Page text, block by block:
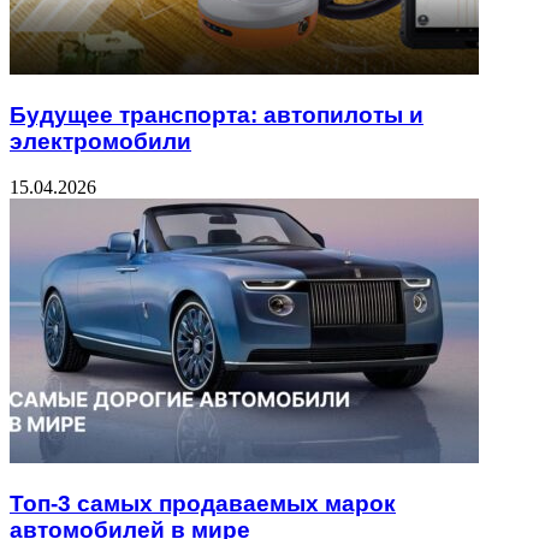
Будущее транспорта: автопилоты и
электромобили
15.04.2026
Топ-3 самых продаваемых марок
автомобилей в мире